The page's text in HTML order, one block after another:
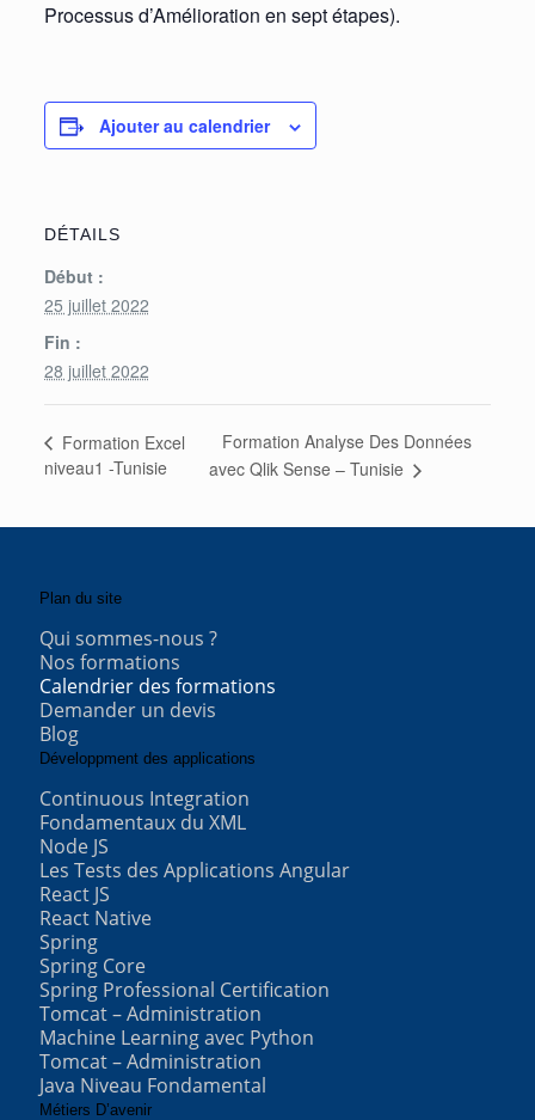
Processus d’Amélioration en sept étapes).
Ajouter au calendrier
DÉTAILS
Début :
25 juillet 2022
Fin :
28 juillet 2022
Formation Excel
niveau1 -Tunisie
Formation Analyse Des Données
avec Qlik Sense – Tunisie
Plan du site
Qui sommes-nous ?
Nos formations
Calendrier des formations
Demander un devis
Blog
Développment des applications
Continuous Integration
Fondamentaux du XML
Node JS
Les Tests des Applications Angular
React JS
React Native
Spring
Spring Core
Spring Professional Certification
Tomcat – Administration
Machine Learning avec Python
Tomcat – Administration
Java Niveau Fondamental
Métiers D’avenir